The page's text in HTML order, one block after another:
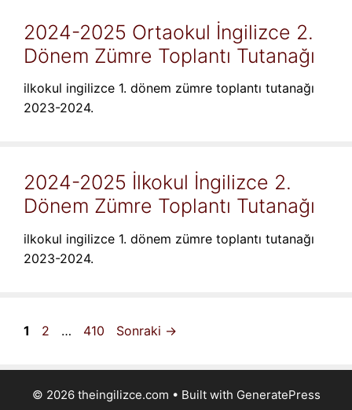
2024-2025 Ortaokul İngilizce 2.
Dönem Zümre Toplantı Tutanağı
ilkokul ingilizce 1. dönem zümre toplantı tutanağı
2023-2024.
2024-2025 İlkokul İngilizce 2.
Dönem Zümre Toplantı Tutanağı
ilkokul ingilizce 1. dönem zümre toplantı tutanağı
2023-2024.
Sayfa
1 Sayfa
2 … Sayfa
410 Sonraki →
© 2026 theingilizce.com • Built with GeneratePress